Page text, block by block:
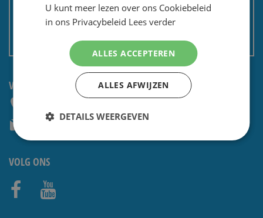
Privacy en security
Algemene voorwaarden
Non EU: Belasting / douane
VRAGEN? NEEM CONTACT OP:
service@shavesavings.com
VOLG ONS
U kunt meer lezen over ons Cookiebeleid
in ons Privacybeleid Lees verder
ALLES ACCEPTEREN
ALLES AFWIJZEN
DETAILS WEERGEVEN